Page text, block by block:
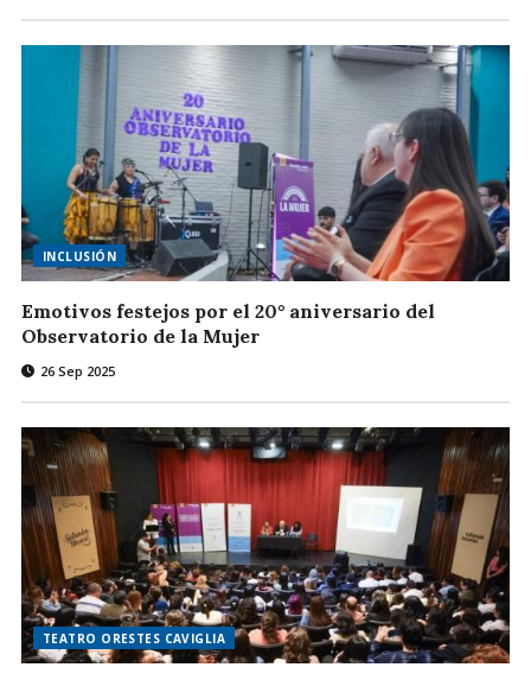
INCLUSIÓN
Emotivos festejos por el 20° aniversario del
Observatorio de la Mujer
26 Sep 2025
TEATRO ORESTES CAVIGLIA